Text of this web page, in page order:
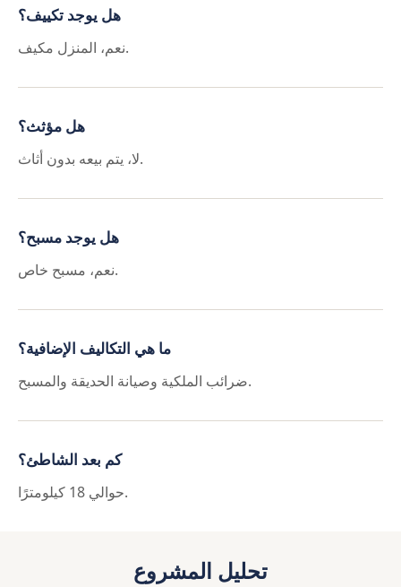
هل يوجد تكييف؟
نعم، المنزل مكيف.
هل مؤثث؟
لا، يتم بيعه بدون أثاث.
هل يوجد مسبح؟
نعم، مسبح خاص.
ما هي التكاليف الإضافية؟
ضرائب الملكية وصيانة الحديقة والمسبح.
كم بعد الشاطئ؟
حوالي 18 كيلومترًا.
تحليل المشروع